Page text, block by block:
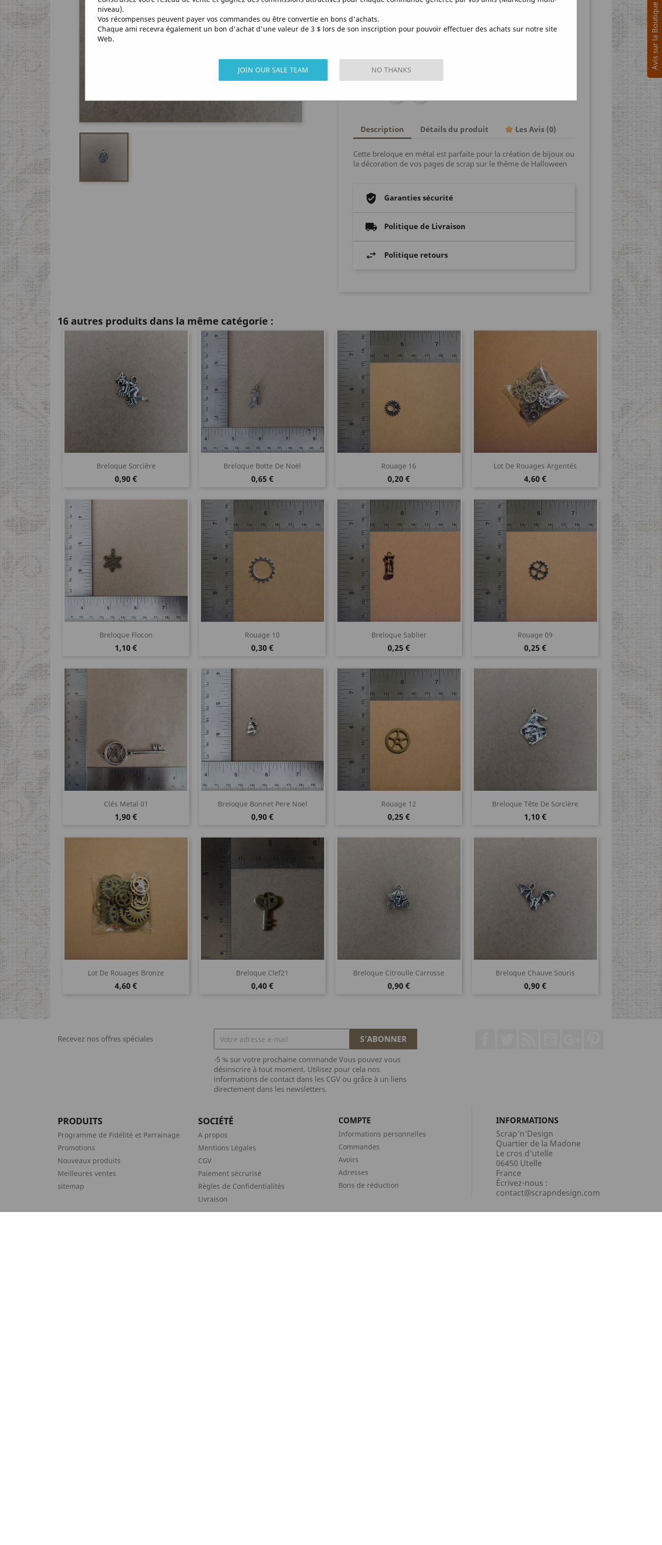
 AJOUTER
En Stock
Share & get discount
Description Détails du produit Les Avis (0)
Cette breloque en métal est parfaite pour la création de bijoux ou
la décoration de vos pages de scrap sur le thème de Halloween
Garanties sécurité
Politique de Livraison
Politique retours
16 autres produits dans la même catégorie :
Breloque Sorcière
Prix
0,90 €
Aperçu rapide Breloque Botte De Noël
Prix
0,65 €
Aperçu rapide Rouage 16
Prix
0,20 €
Aperçu rapide Lot De Rouages Argentés
Prix
4,60 €
 Aperçu rapide
Breloque Flocon
Prix
1,10 €
Aperçu rapide Rouage 10
Prix
0,30 €
Aperçu rapide Breloque Sablier
Prix
0,25 €
Aperçu rapide Rouage 09
Prix
0,25 €
Aperçu rapide
Clés Metal 01
Prix
1,90 €
Aperçu rapide Breloque Bonnet Pere Noel
Prix
0,90 €
Aperçu rapide Rouage 12
Prix
0,25 €
Aperçu rapide Breloque Tête De Sorcière
Prix
1,10 €
Aperçu rapide
Lot De Rouages Bronze
Prix
4,60 €
Aperçu rapide Breloque Clef21
Prix
0,40 €
Aperçu rapide Breloque Citroulle Carrosse
Prix
0,90 €
Aperçu rapide Breloque Chauve Souris
Prix
0,90 €
Aperçu rapide
niveau).
Vos récompenses peuvent payer vos commandes ou être convertie en bons d'achats.
Chaque ami recevra également un bon d'achat d'une valeur de 3 $ lors de son inscription pour pouvoir effectuer des achats sur notre site
Web.
JOIN OUR SALE TEAM NO THANKS
Recevez nos offres spéciales
-5 % sur votre prochaine commande Vous pouvez vous
désinscrire à tout moment. Utilisez pour cela nos
informations de contact dans les CGV ou grâce à un liens
directement dans les newsletters.
PRODUITS
Programme de Fidélité et Parrainage
Promotions
Nouveaux produits
Meilleures ventes
sitemap
SOCIÉTÉ
A propos
Mentions Légales
CGV
Paiement sécrurisé
Règles de Confidentialités
Livraison
COMPTE
Informations personnelles
Commandes
Avoirs
Adresses
Bons de réduction
INFORMATIONS
Scrap'n'Design
Quartier de la Madone
Le cros d'utelle
06450 Utelle
France
Écrivez-nous :
contact@scrapndesign.com
Avis sur la Boutique